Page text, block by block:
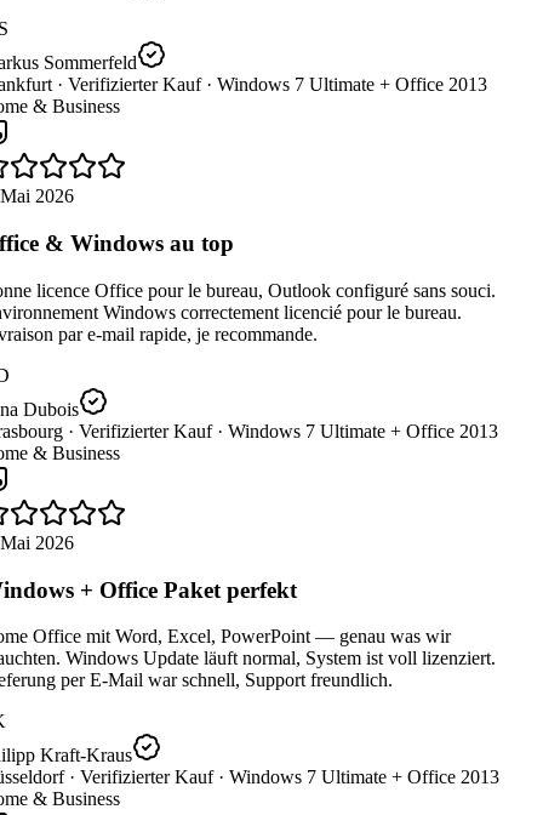
Sommerfeld
· Verifizierter Kauf · Windows 7 Ultimate + Office 2013
& Business
2026
& Windows au top
licence Office pour le bureau, Outlook configuré sans souci.
Windows correctement licencié pour le bureau.
par e-mail rapide, je recommande.
Dubois
· Verifizierter Kauf · Windows 7 Ultimate + Office 2013
& Business
2026
+ Office Paket perfekt
Office mit Word, Excel, PowerPoint — genau was wir
Windows Update läuft normal, System ist voll lizenziert.
per E-Mail war schnell, Support freundlich.
Kraft-Kraus
· Verifizierter Kauf · Windows 7 Ultimate + Office 2013
& Business